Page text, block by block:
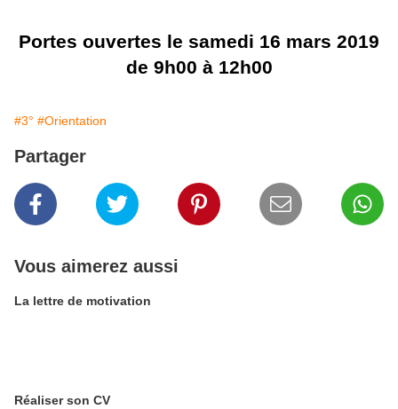
Portes ouvertes le samedi 16 mars 2019
de 9h00 à 12h00
#3° #Orientation
Partager
Vous aimerez aussi
La lettre de motivation
Réaliser son CV